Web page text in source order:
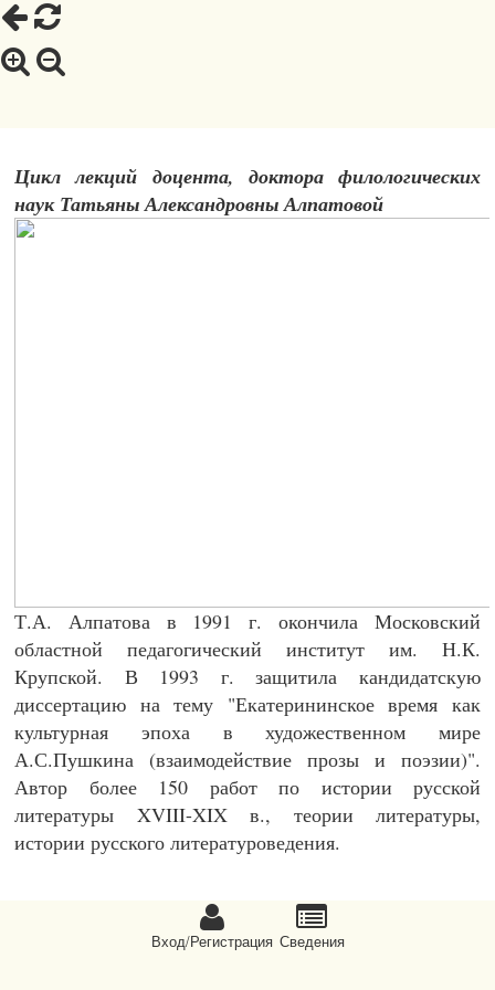
Цикл лекций доцента, доктора филологических
наук Татьяны Александровны Алпатовой
Т.А. Алпатова в 1991 г. окончила Московский
областной педагогический институт им. Н.К.
Крупской. В 1993 г. защитила кандидатскую
диссертацию на тему "Екатерининское время как
культурная эпоха в художественном мире
А.С.Пушкина (взаимодействие прозы и поэзии)".
Автор более 150 работ по истории русской
литературы XVIII-XIX в., теории литературы,
истории русского литературоведения.
цикл лекций доцента, доктора политических наук
Владимира Федоровича Пряхина
Вход/Регистрация Сведeния